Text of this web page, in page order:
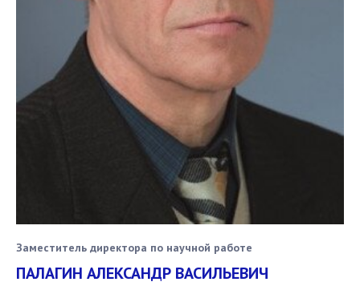
Заместитель директора по научной работе
ПАЛАГИН АЛЕКСАНДР ВАСИЛЬЕВИЧ